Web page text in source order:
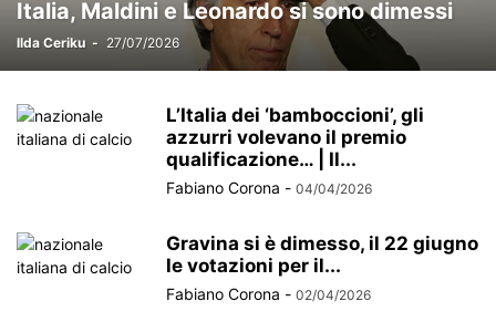
Italia, Maldini e Leonardo si sono dimessi
Ilda Ceriku - 27/07/2026
L’Italia dei ‘bamboccioni’, gli
azzurri volevano il premio
qualificazione… | Il...
Fabiano Corona - 04/04/2026
Gravina si è dimesso, il 22 giugno
le votazioni per il...
Fabiano Corona - 02/04/2026